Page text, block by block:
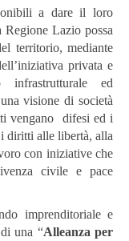
a dare il loro
Lazio possa
territorio, mediante
privata e
infrastrutturale ed
visione di società
vengano difesi ed i
diritti alle libertà, alla
con iniziative che
civile e pace
imprenditoriale e
una “Alleanza per